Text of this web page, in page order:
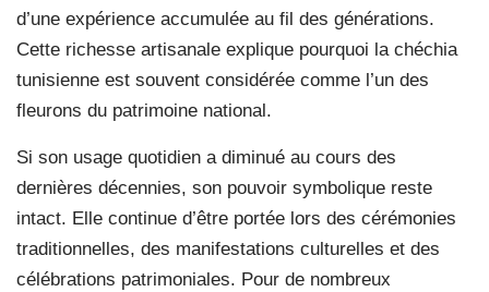
d’une expérience accumulée au fil des générations.
Cette richesse artisanale explique pourquoi la chéchia
tunisienne est souvent considérée comme l’un des
fleurons du patrimoine national.
Si son usage quotidien a diminué au cours des
dernières décennies, son pouvoir symbolique reste
intact. Elle continue d’être portée lors des cérémonies
traditionnelles, des manifestations culturelles et des
célébrations patrimoniales. Pour de nombreux